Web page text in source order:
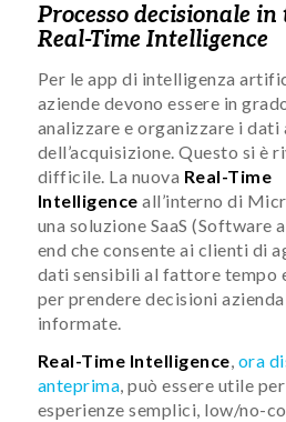
Processo decisionale
Real-Time Intelligence
Per le app di intelligenza
aziende devono essere in
analizzare e organizzare i dati
dell’acquisizione. Questo si è
difficile. La nuova Real-Time
Intelligence all’interno di
una soluzione SaaS (Software
end che consente ai clienti di
dati sensibili al fattore tempo
per prendere decisioni
informate.
Real-Time Intelligence, ora
anteprima, può essere utile
esperienze semplici, low/no-